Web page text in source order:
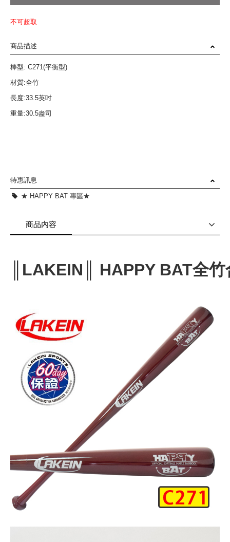
不可超取
商品描述
棒型: C271(平衡型)
材質:全竹
長度:33.5英吋
重量:30.5盎司
特惠訊息
★ HAPPY BAT 專區★
商品內容
║LAKEIN║ HAPPY BAT全